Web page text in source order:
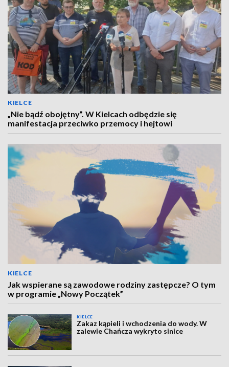
KIELCE
„Nie bądź obojętny”. W Kielcach odbędzie się
manifestacja przeciwko przemocy i hejtowi
KIELCE
Jak wspierane są zawodowe rodziny zastępcze? O tym
w programie „Nowy Początek”
KIELCE
Zakaz kąpieli i wchodzenia do wody. W
zalewie Chańcza wykryto sinice